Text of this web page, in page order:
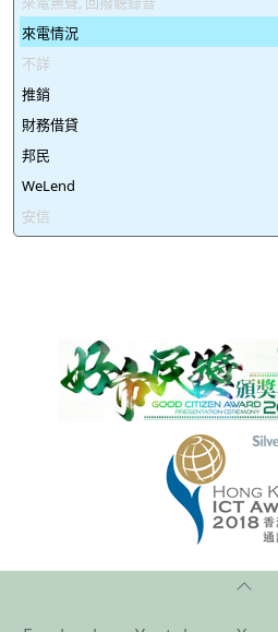
來電情況
不詳
推銷
財務借貸
邦民
WeLend
安信